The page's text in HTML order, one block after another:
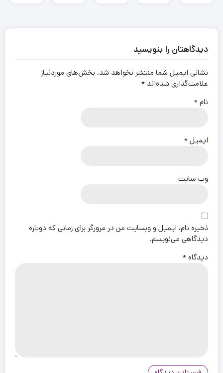
فیک)
دیدگاهتان را بنویسید
نشانی ایمیل شما منتشر نخواهد شد. بخش‌های موردنیاز
علامت‌گذاری شده‌اند *
نام*
ایمیل*
وب‌ سایت
ذخیره نام، ایمیل و وبسایت من در مرورگر برای زمانی که دوباره
دیدگاهی می‌نویسم.
دیدگاه*